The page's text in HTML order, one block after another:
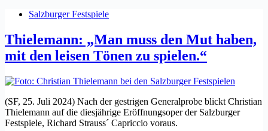
Salzburger Festspiele
Thielemann: „Man muss den Mut haben,
mit den leisen Tönen zu spielen.“
(SF, 25. Juli 2024) Nach der gestrigen Generalprobe blickt Christian
Thielemann auf die diesjährige Eröffnungsoper der Salzburger
Festspiele, Richard Strauss´ Capriccio voraus.